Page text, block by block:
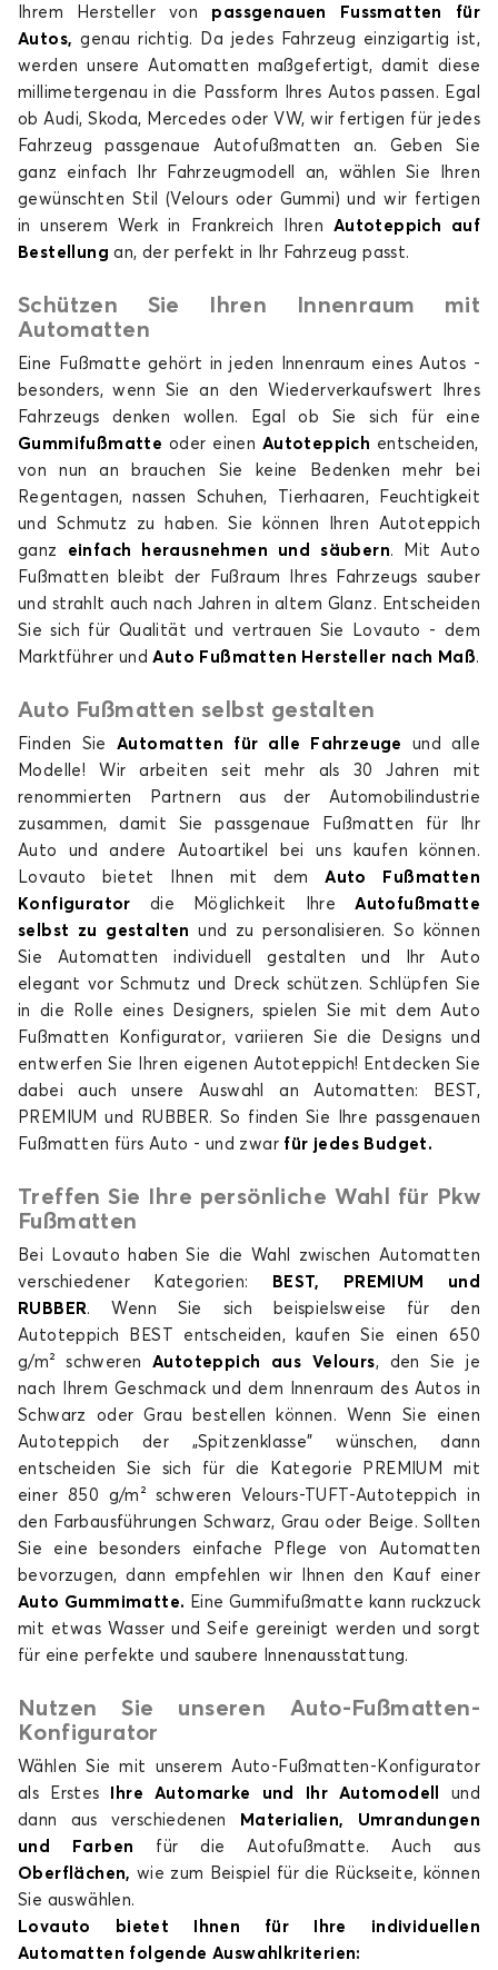
Fußmatten für
CITROEN
Fußmatten für
CUPRA
Fußmatten für
DACIA
Fußmatten für
DODGE
Fußmatten für
HONDA
Fußmatten für
HYUNDAI
Fußmatten für
INFINITI
Fußmatten für
ISUZU
Fußmatten für
JAC
Fußmatten für
JAECOO
Fußmatten für
JAGUAR
Fußmatten für
JEEP
Fußmatten für
Fußmatten für
Fußmatten für
LEXUS
Fußmatten für
LYNK AND CO
Fußmatten für
MASERATI
Fußmatten für
MAZDA
MERCEDES
MINI
MITSUBISHI
Ihrem Hersteller von passgenauen Fussmatten für
Autos, genau richtig. Da jedes Fahrzeug einzigartig ist,
werden unsere Automatten maßgefertigt, damit diese
millimetergenau in die Passform Ihres Autos passen. Egal
ob Audi, Skoda, Mercedes oder VW, wir fertigen für jedes
Fahrzeug passgenaue Autofußmatten an. Geben Sie
ganz einfach Ihr Fahrzeugmodell an, wählen Sie Ihren
gewünschten Stil (Velours oder Gummi) und wir fertigen
in unserem Werk in Frankreich Ihren Autoteppich auf
Bestellung an, der perfekt in Ihr Fahrzeug passt.
Schützen Sie Ihren Innenraum mit
Automatten
Eine Fußmatte gehört in jeden Innenraum eines Autos -
besonders, wenn Sie an den Wiederverkaufswert Ihres
Fahrzeugs denken wollen. Egal ob Sie sich für eine
Gummifußmatte oder einen Autoteppich entscheiden,
von nun an brauchen Sie keine Bedenken mehr bei
Regentagen, nassen Schuhen, Tierhaaren, Feuchtigkeit
und Schmutz zu haben. Sie können Ihren Autoteppich
ganz einfach herausnehmen und säubern. Mit Auto
Fußmatten bleibt der Fußraum Ihres Fahrzeugs sauber
und strahlt auch nach Jahren in altem Glanz. Entscheiden
Sie sich für Qualität und vertrauen Sie Lovauto - dem
Marktführer undAuto Fußmatten Hersteller nach Maß.
Auto Fußmatten selbst gestalten
Finden Sie Automatten für alle Fahrzeuge
und alle
Modelle! Wir arbeiten seit mehr als 30 Jahren mit
renommierten Partnern aus der Automobilindustrie
zusammen, damit Sie passgenaue Fußmatten für Ihr
Auto und andere Autoartikel bei uns kaufen können.
Lovauto bietet Ihnen mit demAuto Fußmatten
Konfigurator die Möglichkeit IhreAutofußmatte
selbst zu gestalten und zu personalisieren. So können
Sie Automatten individuell gestalten und Ihr Auto
elegant vor Schmutz und Dreck schützen. Schlüpfen Sie
in die Rolle eines Designers, spielen Sie mit dem Auto
Fußmatten Konfigurator, variieren Sie die Designs und
entwerfen Sie Ihren eigenen Autoteppich! Entdecken Sie
dabei auch unsere Auswahl an Automatten: BEST,
PREMIUM und RUBBER. So finden Sie Ihre passgenauen
Fußmatten fürs Auto - und zwar für jedes Budget.
Treffen Sie Ihre persönliche Wahl für Pkw
Fußmatten
Bei Lovauto haben Sie die Wahl zwischen Automatten
verschiedener Kategorien:
BEST, PREMIUM und
RUBBER. Wenn Sie sich beispielsweise für den
Autoteppich BEST entscheiden, kaufen Sie einen 650
g/m² schweren Autoteppich aus Velours, den Sie je
nach Ihrem Geschmack und dem Innenraum des Autos in
Schwarz oder Grau bestellen können. Wenn Sie einen
Autoteppich der „Spitzenklasse" wünschen, dann
entscheiden Sie sich für die Kategorie PREMIUM mit
einer 850 g/m² schweren Velours-TUFT-Autoteppich in
den Farbausführungen Schwarz, Grau oder Beige. Sollten
Sie eine besonders einfache Pflege von Automatten
bevorzugen, dann empfehlen wir Ihnen den Kauf einer
Auto Gummimatte. Eine Gummifußmatte kann ruckzuck
mit etwas Wasser und Seife gereinigt werden und sorgt
für eine perfekte und saubere Innenausstattung.
Nutzen Sie unseren Auto-Fußmatten-
Konfigurator
Wählen Sie mit unserem Auto-Fußmatten-Konfigurator
als Erstes
Ihre Automarke und Ihr Automodell
und
dann aus verschiedenen
Materialien, Umrandungen
und Farben für die Autofußmatte. Auch aus
Oberflächen, wie zum Beispiel für die Rückseite, können
Sie auswählen.
Lovauto bietet Ihnen für Ihre individuellen
Automatten folgende Auswahlkriterien: